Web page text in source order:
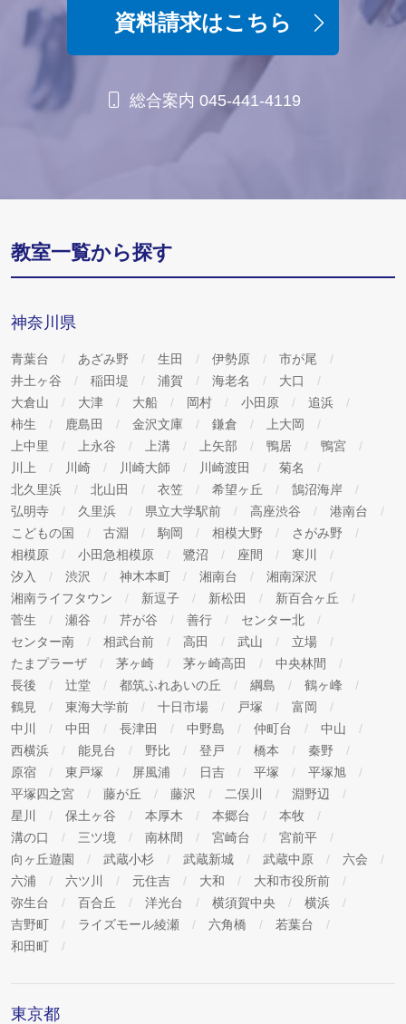
資料請求はこちら
総合案内 045-441-4119
教室一覧から探す
神奈川県
青葉台 あざみ野 生田 伊勢原
市が尾
井土ヶ谷
稲田堤 浦賀 海老名
大口
大倉山
大津 大船 岡村 小田原
追浜
柿生
鹿島田 金沢文庫 鎌倉
上大岡
上中里
上永谷 上溝 上矢部 鴨居
鴨宮
川上
川崎 川崎大師 川崎渡田
菊名
北久里浜
北山田 衣笠 希望ヶ丘
鵠沼海岸
弘明寺
久里浜 県立大学駅前 高座渋谷
港南台
こどもの国
古淵 駒岡 相模大野
さがみ野
相模原
小田急相模原 鷺沼 座間
寒川
汐入
渋沢 神木本町 湘南台
湘南深沢
湘南ライフタウン
新逗子 新松田
新百合ヶ丘
菅生
瀬谷 芹が谷 善行
センター北
センター南
相武台前 高田 武山
立場
たまプラーザ
茅ヶ崎 茅ヶ崎高田
中央林間
長後
辻堂 都筑ふれあいの丘 綱島
鶴ヶ峰
鶴見
東海大学前 十日市場 戸塚
富岡
中川
中田 長津田 中野島 仲町台
中山
西横浜
能見台 野比 登戸 橋本
秦野
原宿
東戸塚 屏風浦 日吉 平塚
平塚旭
平塚四之宮
藤が丘 藤沢 二俣川
淵野辺
星川
保土ヶ谷 本厚木 本郷台
本牧
溝の口
三ツ境 南林間 宮崎台
宮前平
向ヶ丘遊園
武蔵小杉 武蔵新城 武蔵中原
六会
六浦
六ツ川 元住吉 大和
大和市役所前
弥生台
百合丘 洋光台 横須賀中央
横浜
吉野町
ライズモール綾瀬 六角橋
若葉台
和田町
東京都